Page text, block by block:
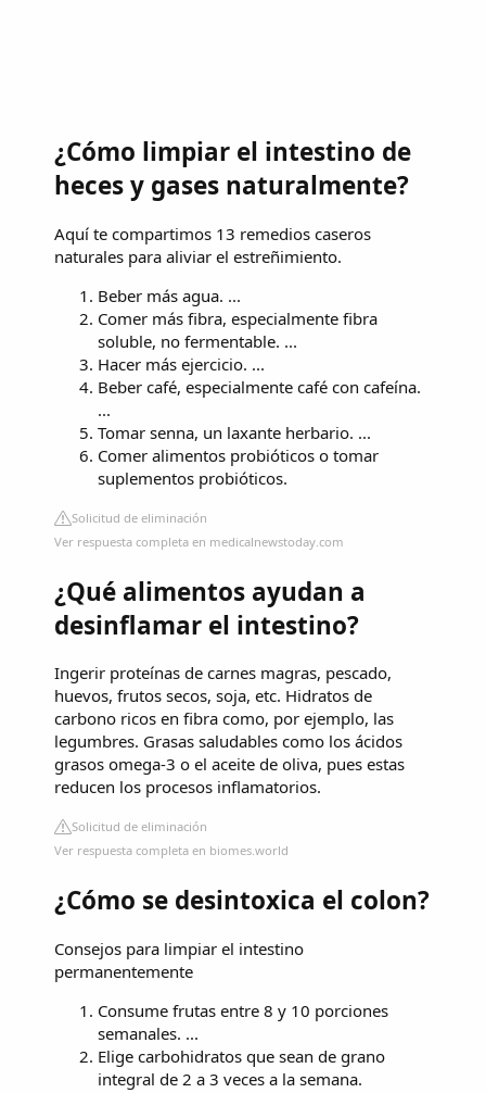
¿Cómo limpiar el intestino de
heces y gases naturalmente?
Aquí te compartimos 13 remedios caseros
naturales para aliviar el estreñimiento.
Beber más agua. ...
Comer más fibra, especialmente fibra
soluble, no fermentable. ...
Hacer más ejercicio. ...
Beber café, especialmente café con cafeína.
...
Tomar senna, un laxante herbario. ...
Comer alimentos probióticos o tomar
suplementos probióticos.
Solicitud de eliminación
Ver respuesta completa en medicalnewstoday.com
¿Qué alimentos ayudan a
desinflamar el intestino?
Ingerir proteínas de carnes magras, pescado,
huevos, frutos secos, soja, etc. Hidratos de
carbono ricos en fibra como, por ejemplo, las
legumbres. Grasas saludables como los ácidos
grasos omega-3 o el aceite de oliva, pues estas
reducen los procesos inflamatorios.
Solicitud de eliminación
Ver respuesta completa en biomes.world
¿Cómo se desintoxica el colon?
Consejos para limpiar el intestino
permanentemente
Consume frutas entre 8 y 10 porciones
semanales. ...
Elige carbohidratos que sean de grano
integral de 2 a 3 veces a la semana.